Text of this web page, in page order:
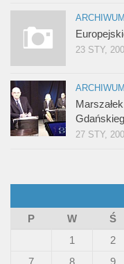
ARCHIWUM
23 STY,
ARCHIWUM
27 STY,
P
W Ś
1
2